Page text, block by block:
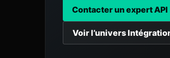
Contacter un expert API
Voir l’univers